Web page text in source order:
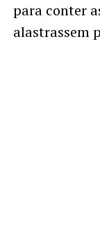
para conter
alastrassem